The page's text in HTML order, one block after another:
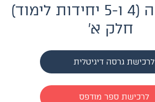
מתמטיקה (4 ו-5 יחידות לימוד)
חלק א'
לרכישת גרסה דיגיטלית
לרכישת ספר מודפס